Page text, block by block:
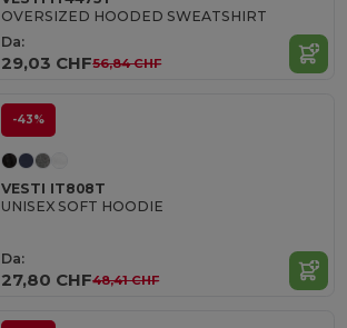
OVERSIZED HOODED SWEATSHIRT
Da:
29,03 CHF56,84 CHF
-43%
VESTI IT808T
UNISEX SOFT HOODIE
Da:
27,80 CHF48,41 CHF